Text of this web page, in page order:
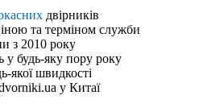
двірників
та терміном служби
з 2010 року
у будь-яку пору року
якої швидкості
у Китаї